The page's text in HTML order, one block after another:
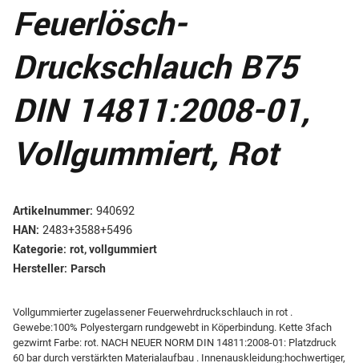
Feuerlösch-
Druckschlauch B75
DIN 14811:2008-01,
Vollgummiert, Rot
Artikelnummer: 940692
HAN: 2483+3588+5496
Kategorie: rot, vollgummiert
Hersteller: Parsch
Vollgummierter zugelassener Feuerwehrdruckschlauch in rot .
Gewebe:100% Polyestergarn rundgewebt in Köperbindung. Kette 3fach
gezwirnt Farbe: rot. NACH NEUER NORM DIN 14811:2008-01: Platzdruck
60 bar durch verstärkten Materialaufbau . Innenauskleidung:hochwertiger,